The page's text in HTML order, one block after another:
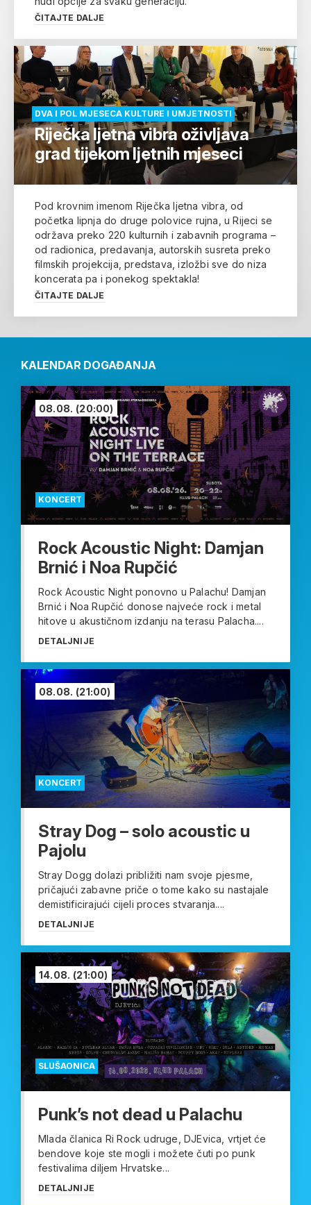
ČITAJTE DALJE
DVA I POL MJESECA KULTURE I UMJETNOSTI
Riječka ljetna vibra oživljava
grad tijekom ljetnih mjeseci
Pod krovnim imenom Riječka ljetna vibra, od
početka lipnja do druge polovice rujna, u Rijeci se
održava preko 220 kulturnih i zabavnih programa –
od radionica, predavanja, autorskih susreta preko
filmskih projekcija, predstava, izložbi sve do niza
koncerata pa i ponekog spektakla!
ČITAJTE DALJE
KALENDAR DOGAĐANJA
KONCERT
08.08. (20:00)
Rock Acoustic Night: Damjan
Brnić i Noa Rupčić
Rock Acoustic Night ponovno u Palachu! Damjan
Brnić i Noa Rupčić donose najveće rock i metal
hitove u akustičnom izdanju na terasu Palacha....
DETALJNIJE
KONCERT
08.08. (21:00)
Stray Dog – solo acoustic u
Pajolu
Stray Dogg dolazi približiti nam svoje pjesme,
pričajući zabavne priče o tome kako su nastajale
demistificirajući cijeli proces stvaranja....
DETALJNIJE
SLUŠAONICA
14.08. (21:00)
Punk’s not dead u Palachu
Mlada članica Ri Rock udruge, DJEvica, vrtjet će
bendove koje ste mogli i možete čuti po punk
festivalima diljem Hrvatske...
DETALJNIJE